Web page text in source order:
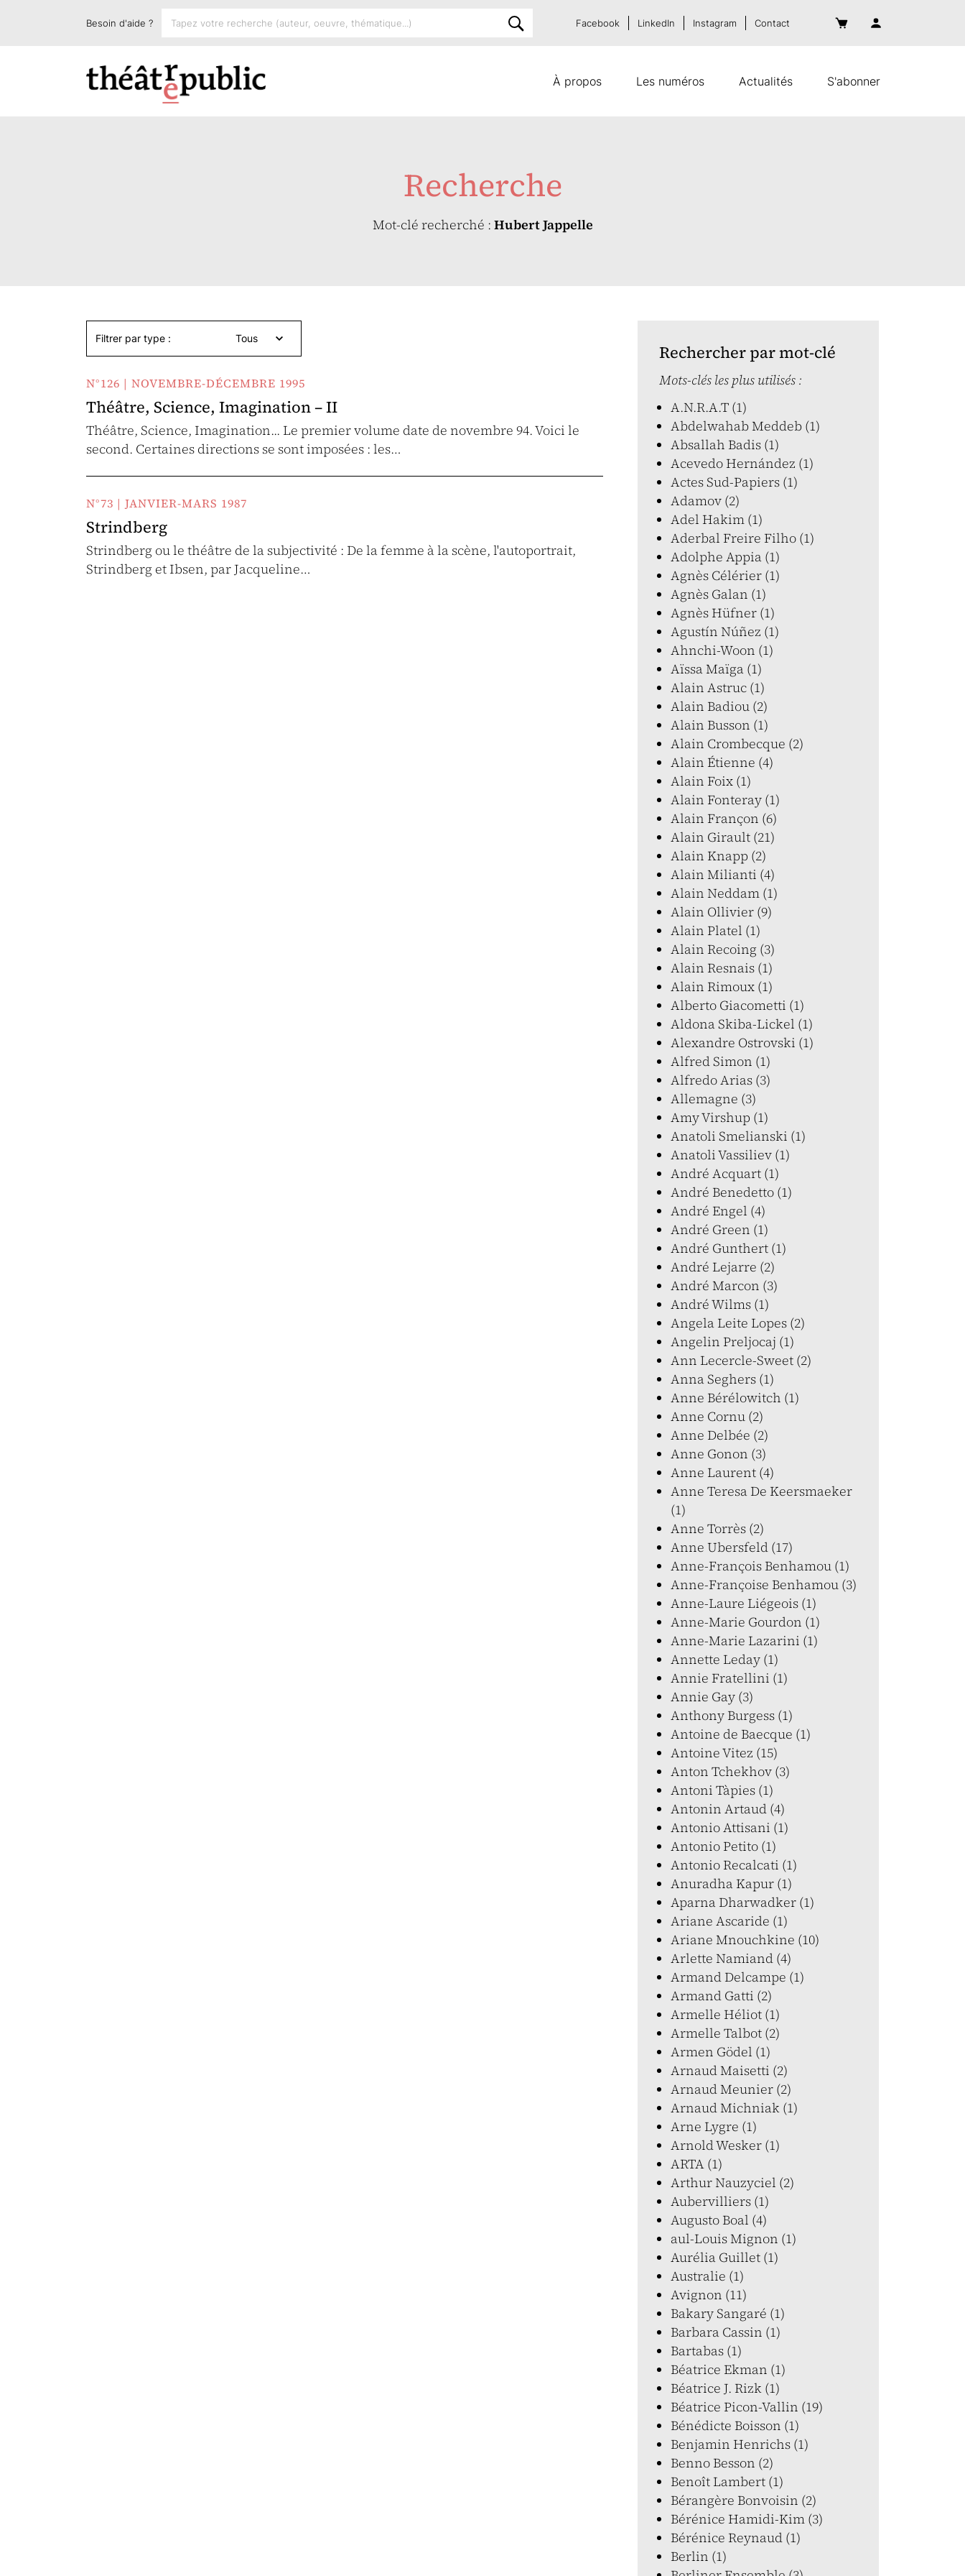
À propos Les numéros Actualités S'abonner
Besoin d'aide ? Facebook LinkedIn Instagram Contact
Recherche
Mot-clé recherché : Hubert Jappelle
Filtrer par type : Tous
N°126 | NOVEMBRE-DÉCEMBRE 1995
Théâtre, Science, Imagination – II
Théâtre, Science, Imagination... Le premier volume date de novembre 94. Voici le
second. Certaines directions se sont imposées : les…
N°73 | JANVIER-MARS 1987
Strindberg
Strindberg ou le théâtre de la subjectivité : De la femme à la scène, l'autoportrait,
Strindberg et Ibsen, par Jacqueline…
Rechercher par mot-clé
Mots-clés les plus utilisés :
A.N.R.A.T (1)
Abdelwahab Meddeb (1)
Absallah Badis (1)
Acevedo Hernández (1)
Actes Sud-Papiers (1)
Adamov (2)
Adel Hakim (1)
Aderbal Freire Filho (1)
Adolphe Appia (1)
Agnès Célérier (1)
Agnès Galan (1)
Agnès Hüfner (1)
Agustín Núñez (1)
Ahnchi-Woon (1)
Aïssa Maïga (1)
Alain Astruc (1)
Alain Badiou (2)
Alain Busson (1)
Alain Crombecque (2)
Alain Étienne (4)
Alain Foix (1)
Alain Fonteray (1)
Alain Françon (6)
Alain Girault (21)
Alain Knapp (2)
Alain Milianti (4)
Alain Neddam (1)
Alain Ollivier (9)
Alain Platel (1)
Alain Recoing (3)
Alain Resnais (1)
Alain Rimoux (1)
Alberto Giacometti (1)
Aldona Skiba-Lickel (1)
Alexandre Ostrovski (1)
Alfred Simon (1)
Alfredo Arias (3)
Allemagne (3)
Amy Virshup (1)
Anatoli Smelianski (1)
Anatoli Vassiliev (1)
André Acquart (1)
André Benedetto (1)
André Engel (4)
André Green (1)
André Gunthert (1)
André Lejarre (2)
André Marcon (3)
André Wilms (1)
Angela Leite Lopes (2)
Angelin Preljocaj (1)
Ann Lecercle-Sweet (2)
Anna Seghers (1)
Anne Bérélowitch (1)
Anne Cornu (2)
Anne Delbée (2)
Anne Gonon (3)
Anne Laurent (4)
Anne Teresa De Keersmaeker
(1)
Anne Torrès (2)
Anne Ubersfeld (17)
Anne-François Benhamou (1)
Anne-Françoise Benhamou (3)
Anne-Laure Liégeois (1)
Anne-Marie Gourdon (1)
Anne-Marie Lazarini (1)
Annette Leday (1)
Annie Fratellini (1)
Annie Gay (3)
Anthony Burgess (1)
Antoine de Baecque (1)
Antoine Vitez (15)
Anton Tchekhov (3)
Antoni Tàpies (1)
Antonin Artaud (4)
Antonio Attisani (1)
Antonio Petito (1)
Antonio Recalcati (1)
Anuradha Kapur (1)
Aparna Dharwadker (1)
Ariane Ascaride (1)
Ariane Mnouchkine (10)
Arlette Namiand (4)
Armand Delcampe (1)
Armand Gatti (2)
Armelle Héliot (1)
Armelle Talbot (2)
Armen Gödel (1)
Arnaud Maisetti (2)
Arnaud Meunier (2)
Arnaud Michniak (1)
Arne Lygre (1)
Arnold Wesker (1)
ARTA (1)
Arthur Nauzyciel (2)
Aubervilliers (1)
Augusto Boal (4)
aul-Louis Mignon (1)
Aurélia Guillet (1)
Australie (1)
Avignon (11)
Bakary Sangaré (1)
Barbara Cassin (1)
Bartabas (1)
Béatrice Ekman (1)
Béatrice J. Rizk (1)
Béatrice Picon-Vallin (19)
Bénédicte Boisson (1)
Benjamin Henrichs (1)
Benno Besson (2)
Benoît Lambert (1)
Bérangère Bonvoisin (2)
Bérénice Hamidi-Kim (3)
Bérénice Reynaud (1)
Berlin (1)